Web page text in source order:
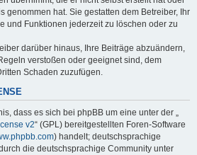
genommen hat. Sie gestatten dem Betreiber, Ihr
und Funktionen jederzeit zu löschen oder zu
darüber hinaus, Ihre Beiträge abzuändern,
verstoßen oder geeignet sind, dem
Schaden zuzufügen.
dass es sich bei phpBB um eine unter der „
v2“ (GPL) bereitgestellten Foren-Software
) handelt; deutschsprachige
die deutschsprachige Community unter